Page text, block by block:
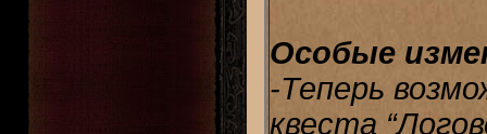
Особые
-Теперь
квеста